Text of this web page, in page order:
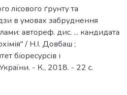
лісового ґрунту та
в умовах забруднення
автореф. дис. ... кандидата
/ Н.І. Довбаш ;
біоресурсів і
- К., 2018. - 22 с.